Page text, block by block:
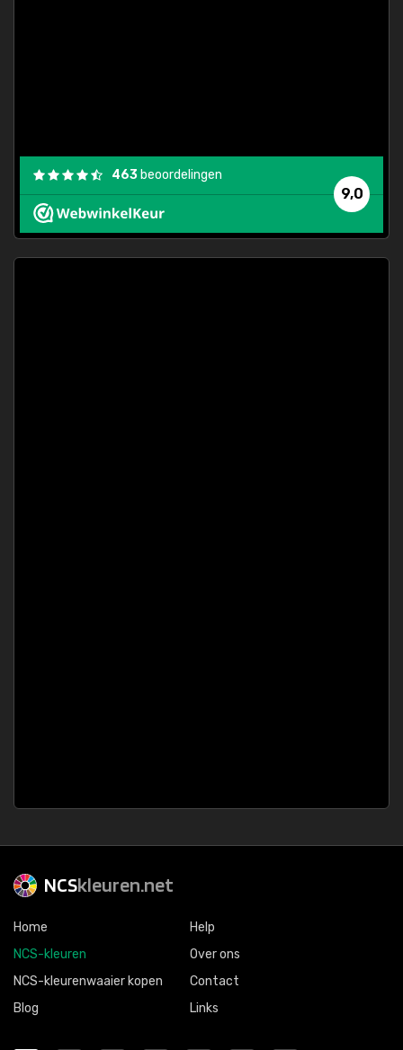
9,0
463 beoordelingen
NCSkleuren.net
Home
NCS-kleuren
NCS-kleurenwaaier kopen
Blog
Help
Over ons
Contact
Links